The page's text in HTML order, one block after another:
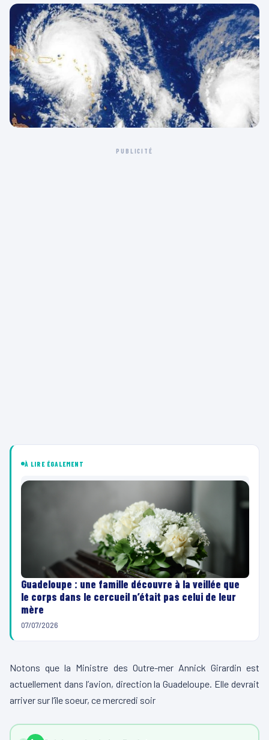
PUBLICITÉ
À LIRE ÉGALEMENT
Guadeloupe : une famille découvre à la veillée que
le corps dans le cercueil n’était pas celui de leur
mère
07/07/2026
Notons que la Ministre des Outre-mer Annick Girardin est
actuellement dans l’avion, direction la Guadeloupe. Elle devrait
arriver sur l’île soeur, ce mercredi soir